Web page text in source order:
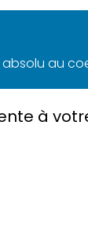
au
à